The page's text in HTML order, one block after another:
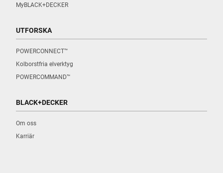
MyBLACK+DECKER
UTFORSKA
POWERCONNECT™
Kolborstfria elverktyg
POWERCOMMAND™
BLACK+DECKER
Om oss
Karriär